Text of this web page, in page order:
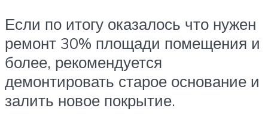
Если по итогу оказалось что нужен
ремонт 30% площади помещения и
более, рекомендуется
демонтировать старое основание и
залить новое покрытие.